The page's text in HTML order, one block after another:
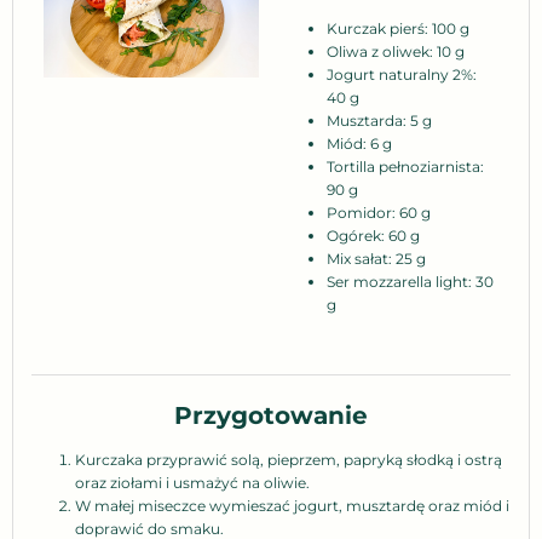
Kurczak pierś: 100 g
Oliwa z oliwek: 10 g
Jogurt naturalny 2%:
40 g
Musztarda: 5 g
Miód: 6 g
Tortilla pełnoziarnista:
90 g
Pomidor: 60 g
Ogórek: 60 g
Mix sałat: 25 g
Ser mozzarella light: 30
g
Przygotowanie
Kurczaka przyprawić solą, pieprzem, papryką słodką i ostrą
oraz ziołami i usmażyć na oliwie.
W małej miseczce wymieszać jogurt, musztardę oraz miód i
doprawić do smaku.